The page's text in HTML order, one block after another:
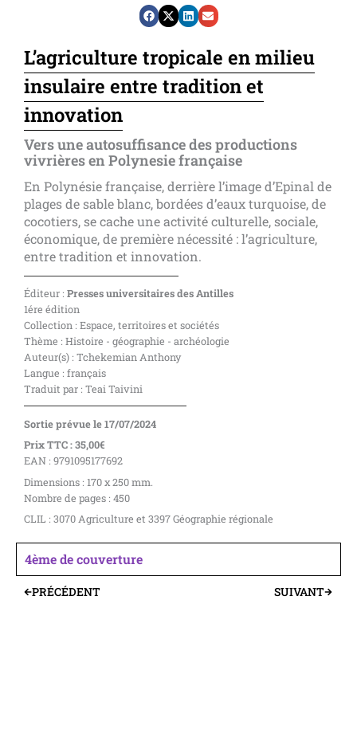
L’agriculture tropicale en milieu
insulaire entre tradition et
innovation
Vers une autosuffisance des productions
vivrières en Polynesie française
En Polynésie française, derrière l’image d’Epinal de
plages de sable blanc, bordées d’eaux turquoise, de
cocotiers, se cache une activité culturelle, sociale,
économique, de première nécessité : l’agriculture,
entre tradition et innovation.
Éditeur : Presses universitaires des Antilles
1ére édition
Collection : Espace, territoires et sociétés
Thème : Histoire - géographie - archéologie
Auteur(s) : Tchekemian Anthony
Langue : français
Traduit par : Teai Taivini
Sortie prévue le 17/07/2024
Prix TTC : 35,00€
EAN : 9791095177692
Dimensions : 170 x 250 mm.
Nombre de pages : 450
CLIL : 3070 Agriculture et 3397 Géographie régionale
4ème de couverture
Précédent
PRÉCÉDENT SUIVANTSuivant